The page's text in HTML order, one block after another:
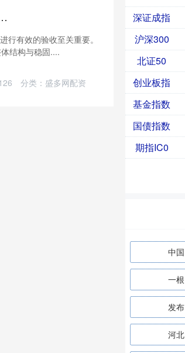
区专业木匠打柜子工人打造的理想柜子
行有效的验收至关重要。
结构与稳固....
分类： 盛多网配资
深证成指
沪深300
北证50
创业板指
基金指数
国债指数
期指IC0
中国
一根
发布
河北